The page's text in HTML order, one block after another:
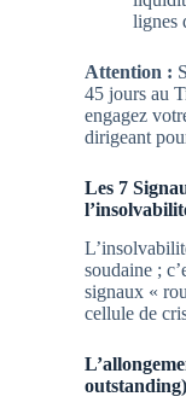
lignes
Attention :
45 jours au
engagez
dirigeant
Les 7
soudaine ;
signaux «
cellule de
outstanding)